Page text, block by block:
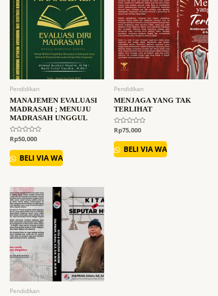
Pendidikan
MANAJEMEN EVALUASI
MADRASAH ; MENUJU
MADRASAH UNGGUL
Dinilai
dari
5
Rp50,000
BELI VIA WA
Pendidikan
MENJAGA YANG TAK
TERLIHAT
Dinilai
dari
5
Rp75,000
BELI VIA WA
Pendidikan